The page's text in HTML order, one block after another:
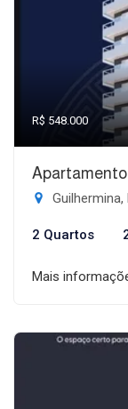
R$ 548.000
Apartamento
Guilhermina,
2 Quartos
Mais